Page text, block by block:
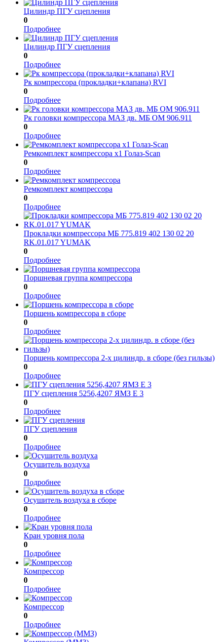
Цилиндр ПГУ сцепления
0
Подробнее
Цилиндр ПГУ сцепления
0
Подробнее
Рк компрессора (прокладки+клапана) RVI
0
Подробнее
Рк головки компрессора МАЗ дв. МБ ОМ 906.911
0
Подробнее
Ремкомплект компрессора x1 Голаз-Scan
0
Подробнее
Ремкомплект компрессора
0
Подробнее
Прокладки компрессора МБ 775.819 402 130 02 20
RK.01.017 YUMAK
0
Подробнее
Поршневая группа компрессора
0
Подробнее
Поршень компрессора в сборе
0
Подробнее
Поршень компрессора 2-х цилиндр. в сборе (без гильзы)
0
Подробнее
ПГУ сцепления 5256,4207 ЯМЗ Е 3
0
Подробнее
ПГУ сцепления
0
Подробнее
Осушитель воздуха
0
Подробнее
Осушитель воздуха в сборе
0
Подробнее
Кран уровня пола
0
Подробнее
Компрессор
0
Подробнее
Компрессор
0
Подробнее